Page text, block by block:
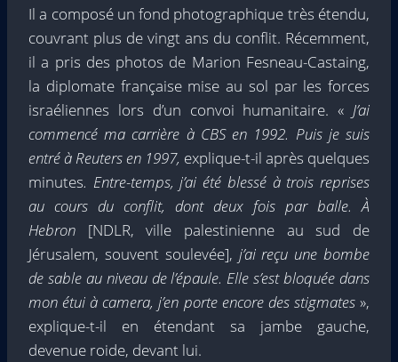
Il a composé un fond photographique très étendu,
couvrant plus de vingt ans du conflit. Récemment,
il a pris des photos de Marion Fesneau-Castaing,
la diplomate française mise au sol par les forces
israéliennes lors d’un convoi humanitaire. « J’ai
commencé ma carrière à CBS en 1992. Puis je suis
entré à Reuters en 1997, explique-t-il après quelques
minutes. Entre-temps, j’ai été blessé à trois reprises
au cours du conflit, dont deux fois par balle. À
Hebron [NDLR, ville palestinienne au sud de
Jérusalem, souvent soulevée], j’ai reçu une bombe
de sable au niveau de l’épaule. Elle s’est bloquée dans
mon étui à camera, j’en porte encore des stigmates»,
explique-t-il en étendant sa jambe gauche,
devenue roide, devant lui.